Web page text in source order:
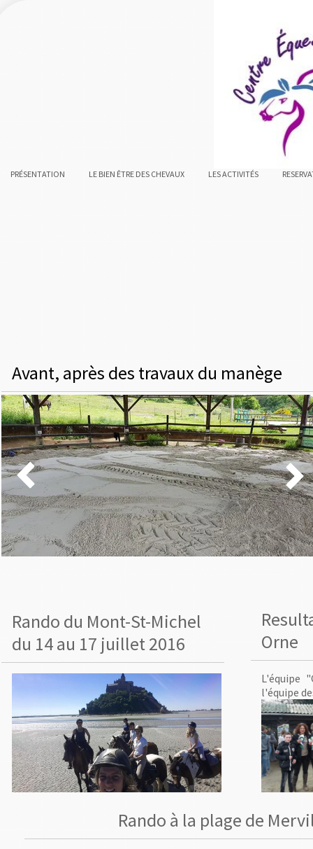
PRÉSENTATION LE BIEN ÊTRE DES CHEVAUX LES ACTIVITÉS
Avant, après des travaux du manège
 
Orne
L'équipe
l'équipe
Rando du Mont-St-Michel
du 14 au 17 juillet 2016
Rando à la plage de